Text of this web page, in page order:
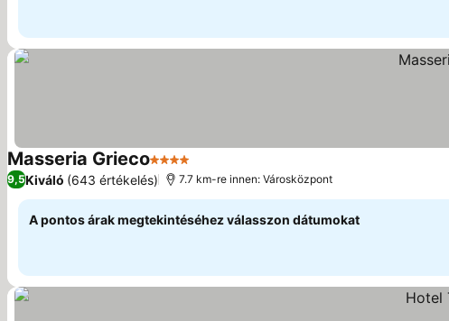
Masseria Grieco4 Kategória
9,5Kiváló (643 értékelés) 7.7 km-re innen: Városközpont
A pontos árak megtekintéséhez válasszon dátumokat